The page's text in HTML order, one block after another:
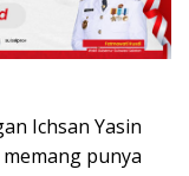
Ichsan Yasin
punya